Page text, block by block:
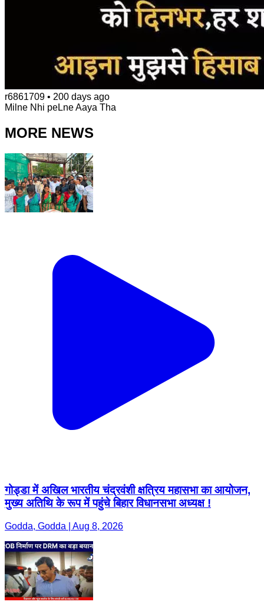
r6861709 • 200 days ago
Milne Nhi peLne Aaya Tha
MORE NEWS
गोड्डा में अखिल भारतीय चंद्रवंशी क्षत्रिय महासभा का आयोजन,
मुख्य अतिथि के रूप में पहुंचे बिहार विधानसभा अध्यक्ष !
Godda, Godda | Aug 8, 2026